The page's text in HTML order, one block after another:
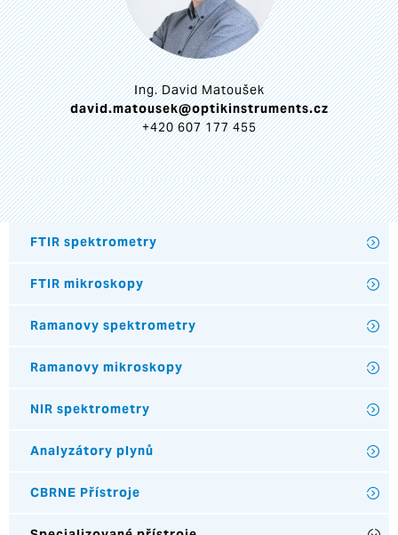
Ing. David Matoušek
david.matousek@optikinstruments.cz
+420 607 177 455
FTIR spektrometry
FTIR mikroskopy
Ramanovy spektrometry
Ramanovy mikroskopy
NIR spektrometry
Analyzátory plynů
CBRNE Přístroje